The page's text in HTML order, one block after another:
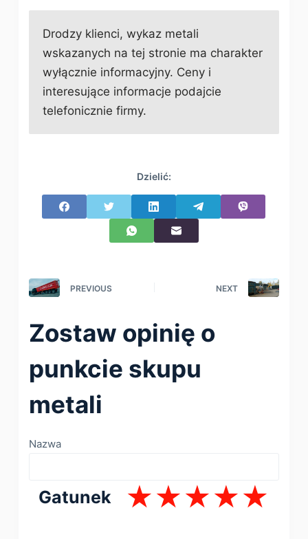
Drodzy klienci, wykaz metali
wskazanych na tej stronie ma charakter
wyłącznie informacyjny. Ceny i
interesujące informacje podajcie
telefonicznie firmy.
Dzielić:
PREVIOUS NEXT
Zostaw opinię o
punkcie skupu
metali
Nazwa
Gatunek